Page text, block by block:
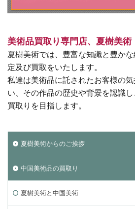
美術品買取り専門店、夏樹美術
夏樹美術では、豊富な知識と豊か
定及び買取をいたします。
私達は美術品に託されたお客様の
い、その作品の歴史や背景を認識
買取りを目指します。
夏樹美術からのご挨拶
中国美術品の買取り
夏樹美術と中国美術